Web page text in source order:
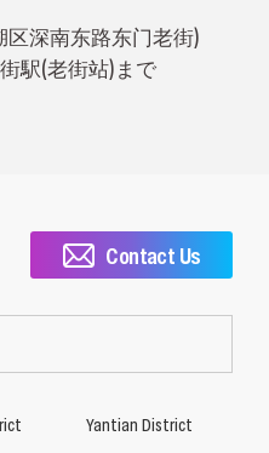
深南东路东门老街)
駅(老街站)まで
Contact Us
Yantian District